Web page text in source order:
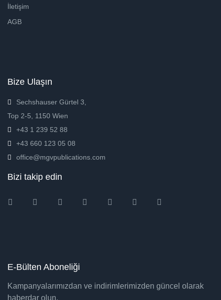
İletişim
AGB
Bize Ulaşın
Sechshauser Gürtel 3,
Top 2-5, 1150 Wien
+43 1 239 52 88
+43 660 123 05 08
office@mgvpublications.com
Bizi takip edin
InstagramFacebookTwitter Amazon Pinterest
E-Bülten Aboneliği
Kampanyalarımızdan ve indirimlerimizden güncel olarak
haberdar olun.